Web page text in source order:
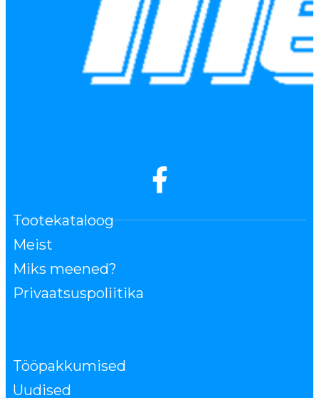
Tootekataloog
Meist
Miks meened?
Privaatsuspoliitika
Tööpakkumised
Uudised